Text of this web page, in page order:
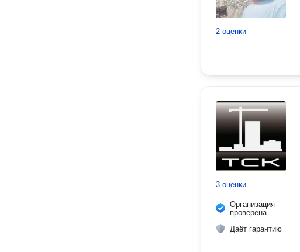
2 оценки
3 оценки
Организация
проверена
Даёт гарантию